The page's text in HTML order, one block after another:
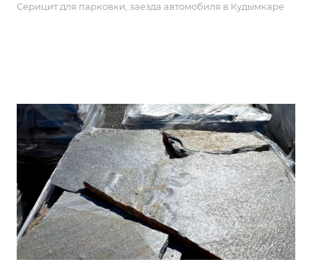
Серицит для парковки, заезда автомобиля в Кудымкаре